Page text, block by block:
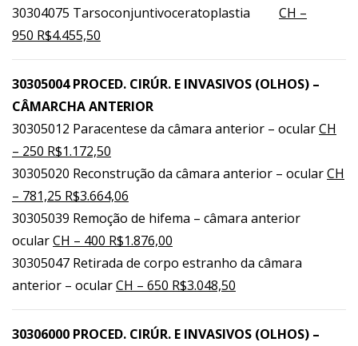
30304075 Tarsoconjuntivoceratoplastia CH –
950 R$4.455,50
30305004 PROCED. CIRÚR. E INVASIVOS (OLHOS) –
CÂMARCHA ANTERIOR
30305012 Paracentese da câmara anterior – ocularCH
– 250 R$1.172,50
30305020 Reconstrução da câmara anterior – ocularCH
– 781,25 R$3.664,06
30305039 Remoção de hifema – câmara anterior
ocularCH – 400 R$1.876,00
30305047 Retirada de corpo estranho da câmara
anterior – ocularCH – 650 R$3.048,50
30306000 PROCED. CIRÚR. E INVASIVOS (OLHOS) –